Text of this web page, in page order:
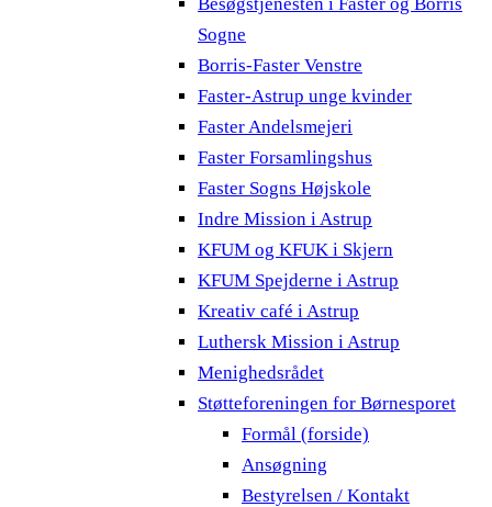
Sogne
Borris-Faster Venstre
Faster-Astrup unge kvinder
Faster Andelsmejeri
Faster Forsamlingshus
Faster Sogns Højskole
Indre Mission i Astrup
KFUM og KFUK i Skjern
KFUM Spejderne i Astrup
Kreativ café i Astrup
Luthersk Mission i Astrup
Menighedsrådet
Støtteforeningen for Børnesporet
Formål (forside)
Ansøgning
Bestyrelsen / Kontakt